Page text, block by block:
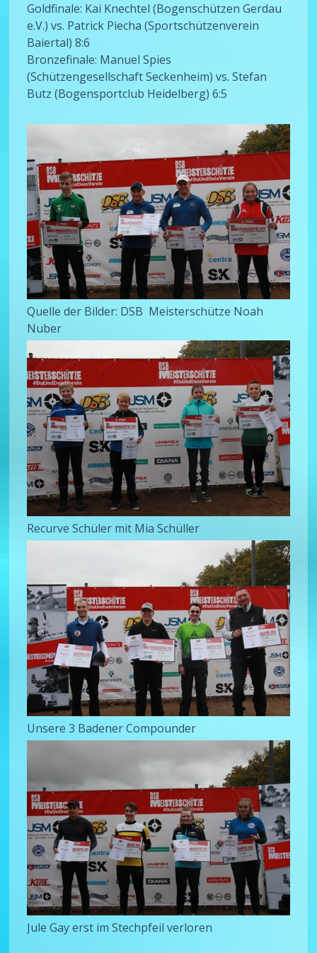
Goldfinale: Kai Knechtel (Bogenschützen Gerdau
e.V.) vs. Patrick Piecha (Sportschützenverein
Baiertal) 8:6
Bronzefinale: Manuel Spies
(Schützengesellschaft Seckenheim) vs. Stefan
Butz (Bogensportclub Heidelberg) 6:5
Quelle der Bilder: DSB Meisterschütze Noah
Nuber
Recurve Schüler mit Mia Schüller
Unsere 3 Badener Compounder
Jule Gay erst im Stechpfeil verloren